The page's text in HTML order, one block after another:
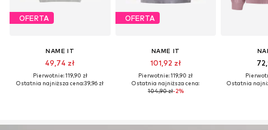
OFERTA
NAME IT
49,74 zł
Pierwotnie: 119,90 zł
Ostatnia najniższa cena:39,96 zł
OFERTA
NAME IT
101,92 zł
Pierwotnie: 119,90 zł
Ostatnia najniższa cena:
104,90 zł-2%
Ostatnia